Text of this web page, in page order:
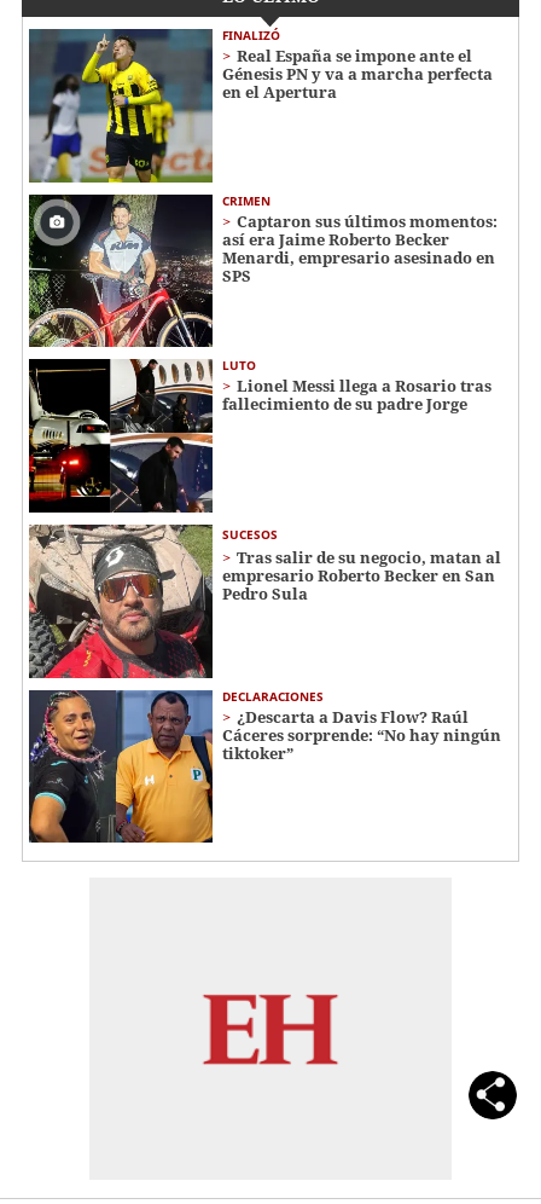
FINALIZÓ
Real España se impone ante el
Génesis PN y va a marcha perfecta
en el Apertura
CRIMEN
Captaron sus últimos momentos:
así era Jaime Roberto Becker
Menardi​​​, empresario asesinado en
SPS
LUTO
Lionel Messi llega a Rosario tras
fallecimiento de su padre Jorge
SUCESOS
Tras salir de su negocio, matan al
empresario Roberto Becker en San
Pedro Sula
DECLARACIONES
¿Descarta a Davis Flow? Raúl
Cáceres sorprende: “No hay ningún
tiktoker”